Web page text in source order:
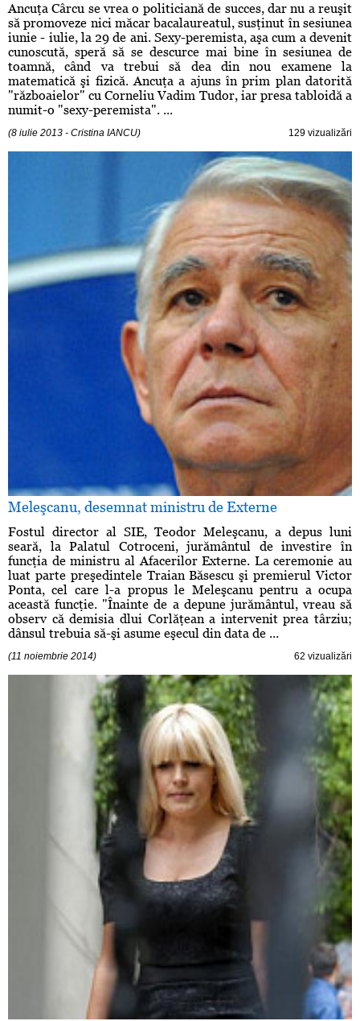
Ancuţa Cârcu se vrea o politiciană de succes, dar nu a reuşit
să promoveze nici măcar bacalaureatul, susţinut în sesiunea
iunie - iulie, la 29 de ani. Sexy-peremista, aşa cum a devenit
cunoscută, speră să se descurce mai bine în sesiunea de
toamnă, când va trebui să dea din nou examene la
matematică şi fizică. Ancuţa a ajuns în prim plan datorită
"războaielor" cu Corneliu Vadim Tudor, iar presa tabloidă a
numit-o "sexy-peremista". ...
(8 iulie 2013 - Cristina IANCU) 129 vizualizări
Meleşcanu, desemnat ministru de Externe
Fostul director al SIE, Teodor Meleşcanu, a depus luni
seară, la Palatul Cotroceni, jurământul de investire în
funcţia de ministru al Afacerilor Externe. La ceremonie au
luat parte preşedintele Traian Băsescu şi premierul Victor
Ponta, cel care l-a propus le Meleşcanu pentru a ocupa
această funcţie. "Înainte de a depune jurământul, vreau să
observ că demisia dlui Corlăţean a intervenit prea târziu;
dânsul trebuia să-şi asume eşecul din data de ...
(11 noiembrie 2014) 62 vizualizări